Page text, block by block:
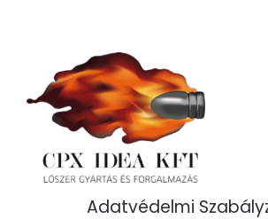
Adatvédelmi